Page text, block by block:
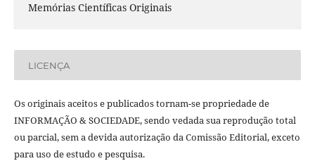
Memórias Científicas Originais
LICENÇA
Os originais aceitos e publicados tornam-se propriedade de
INFORMAÇÃO & SOCIEDADE, sendo vedada sua reprodução total
ou parcial, sem a devida autorização da Comissão Editorial, exceto
para uso de estudo e pesquisa.